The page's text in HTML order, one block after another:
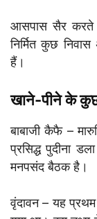
आसपास सैर करते
निर्मित कुछ
हैं।
खाने-पीने के
बाबाजी कैफै –
प्रसिद्ध पुदीना
मनपसंद बैठक है।
वृंदावन – यह प्रथम